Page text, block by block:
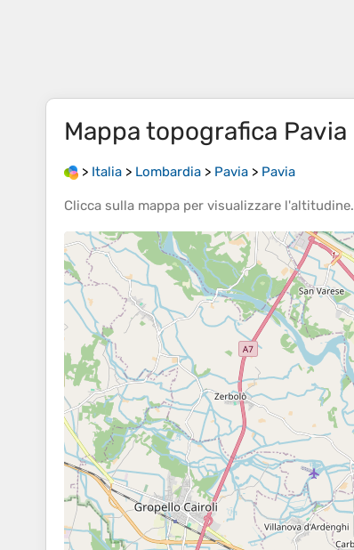
Mappa topografica Pavia
> Italia > Lombardia > Pavia > Pavia
Clicca sulla mappa per visualizzare l'altitudine.